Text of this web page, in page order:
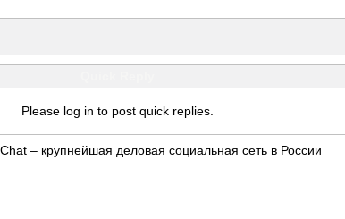
Please log in to post quick replies.
– крупнейшая деловая социальная сеть в России